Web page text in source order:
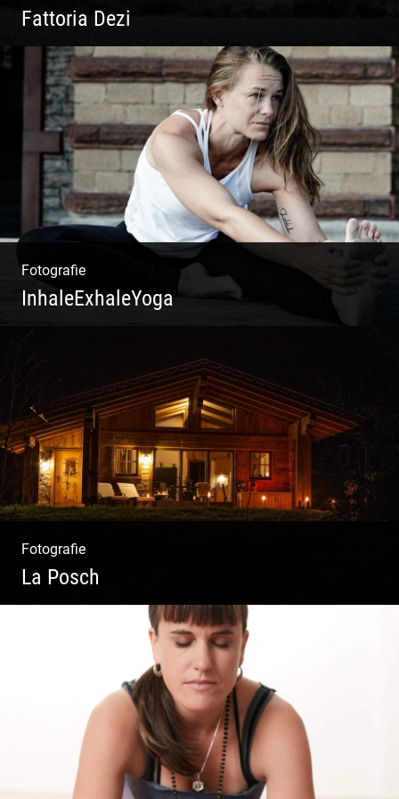
Fattoria Dezi
Konzeption & Gestaltung |
Übersetzung & Medien | Fotografie &
Texting | Feine Weine
Fotografie
InhaleExhaleYoga
Crossover Stil | Körper & Geist
Fotografie
La Posch
Kuschelige Chalets | Traumhaftes Tirol |
Luxuriöse Auszeit | Alpiner Lifestyle